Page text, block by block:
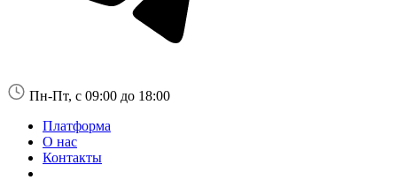
Пн-Пт, с 09:00 до 18:00
Платформа
О нас
Контакты